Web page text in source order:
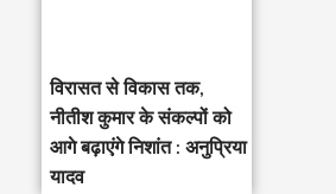
विरासत से विकास तक,
नीतीश कुमार के संकल्पों को
आगे बढ़ाएंगे निशांत : अनुप्रिया
यादव